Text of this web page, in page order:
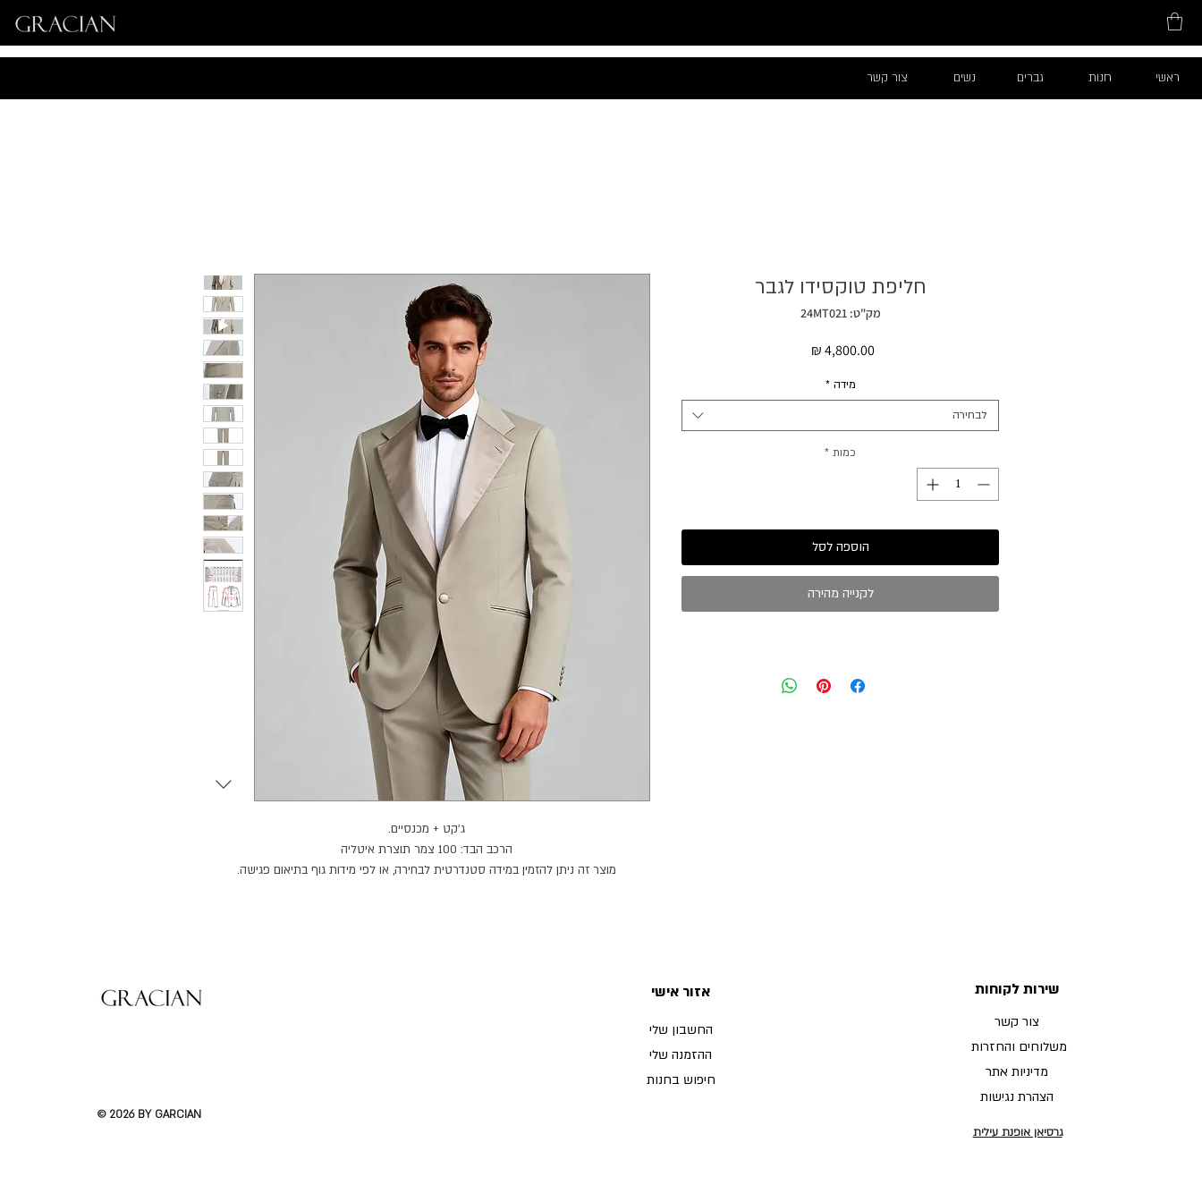
ראשי חנות גברים נשים צור קשר
ג׳קט + מכנסיים.
הרכב הבד: 100 צמר תוצרת איטליה
מוצר זה ניתן להזמין במידה סטנדרטית לבחירה, או לפי מידות גוף בתיאום פגישה.
חליפת טוקסידו לגבר
מק"ט: 24MT021
‏4,800.00 ‏₪
מידה *
לבחירה
כמות *
הוספה לסל
לקנייה מהירה
© 2026 BY GARCIAN
אזור אישי
החשבון שלי
ההזמנה שלי
חיפוש בחנות
שירות לקוחות
צור קשר
משלוחים והחזרות
מדיניות אתר
הצהרת נגישות
גרסיאן אופנת עילית